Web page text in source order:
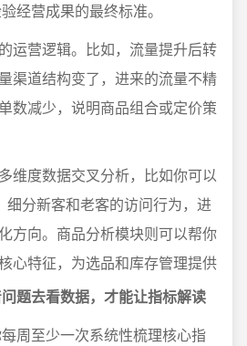
经营成果的最终标准。
运营逻辑。比如，流量提升后转
渠道结构变了，进来的流量不精
数减少，说明商品组合或定价策
维度数据交叉分析，比如你可以
细分新客和老客的访问行为，进
方向。商品分析模块则可以帮你
心特征，为选品和库存管理提供
题去看数据，才能让指标解读
周至少一次系统性梳理核心指